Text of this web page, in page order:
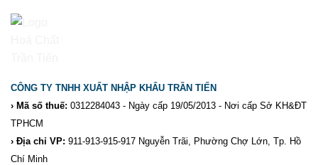
CÔNG TY TNHH XUẤT NHẬP KHẨU TRẦN TIẾN
› Mã số thuế: 0312284043 - Ngày cấp 19/05/2013 - Nơi cấp Sở KH&ĐT
TPHCM
› Địa chỉ VP: 911-913-915-917 Nguyễn Trãi, Phường Chợ Lớn, Tp. Hồ
Chí Minh